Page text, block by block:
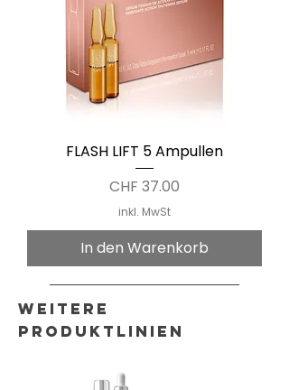
FLASH LIFT 5 Ampullen
Preis
CHF 37.00
inkl. MwSt
In den Warenkorb
Weitere
Produktlinien